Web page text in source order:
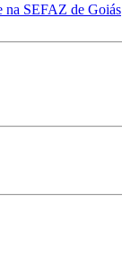
na SEFAZ de Goiás